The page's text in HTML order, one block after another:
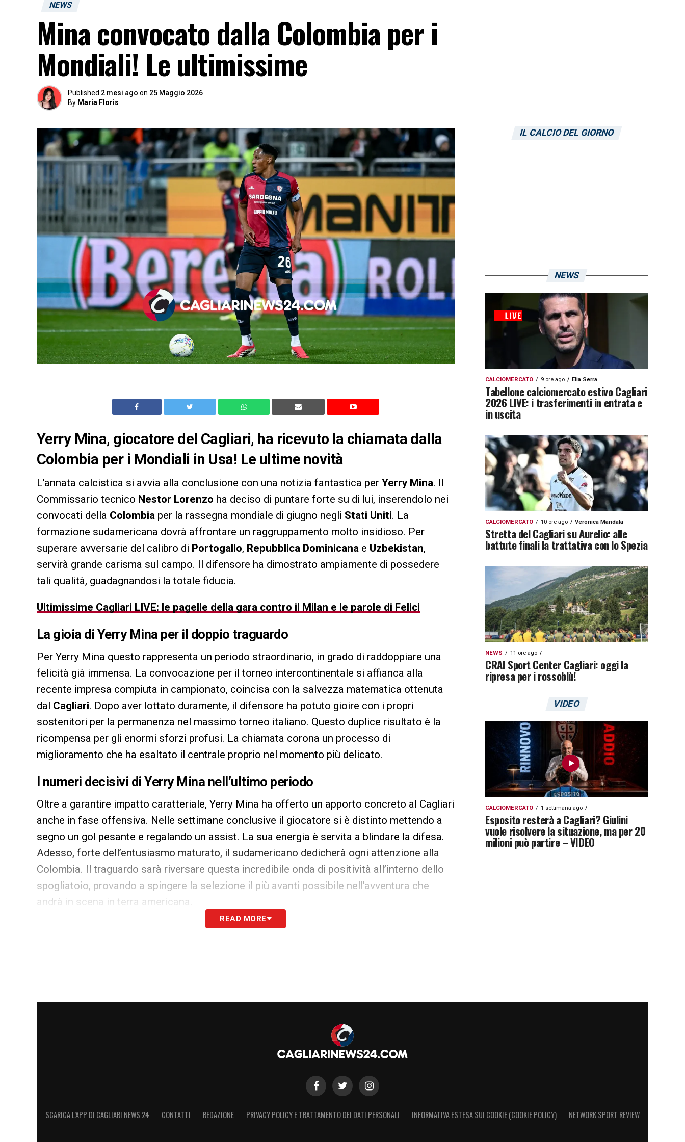
NEWS
Mina convocato dalla Colombia per i
Mondiali! Le ultimissime
Published 2 mesi ago on 25 Maggio 2026
By Maria Floris
Yerry Mina, giocatore del Cagliari, ha ricevuto la chiamata dalla
Colombia per i Mondiali in Usa! Le ultime novità
L’annata calcistica si avvia alla conclusione con una notizia fantastica per Yerry Mina. Il
Commissario tecnico Nestor Lorenzo ha deciso di puntare forte su di lui, inserendolo nei
convocati della Colombia per la rassegna mondiale di giugno negli Stati Uniti. La
formazione sudamericana dovrà affrontare un raggruppamento molto insidioso. Per
superare avversarie del calibro di Portogallo, Repubblica Dominicana e Uzbekistan,
servirà grande carisma sul campo. Il difensore ha dimostrato ampiamente di possedere
tali qualità, guadagnandosi la totale fiducia.
Ultimissime Cagliari LIVE: le pagelle della gara contro il Milan e le parole di Felici
La gioia di Yerry Mina per il doppio traguardo
Per Yerry Mina questo rappresenta un periodo straordinario, in grado di raddoppiare una
felicità già immensa. La convocazione per il torneo intercontinentale si affianca alla
recente impresa compiuta in campionato, coincisa con la salvezza matematica ottenuta
dal Cagliari. Dopo aver lottato duramente, il difensore ha potuto gioire con i propri
sostenitori per la permanenza nel massimo torneo italiano. Questo duplice risultato è la
ricompensa per gli enormi sforzi profusi. La chiamata corona un processo di
miglioramento che ha esaltato il centrale proprio nel momento più delicato.
I numeri decisivi di Yerry Mina nell’ultimo periodo
Oltre a garantire impatto caratteriale, Yerry Mina ha offerto un apporto concreto al Cagliari
anche in fase offensiva. Nelle settimane conclusive il giocatore si è distinto mettendo a
segno un gol pesante e regalando un assist. La sua energia è servita a blindare la difesa.
Adesso, forte dell’entusiasmo maturato, il sudamericano dedicherà ogni attenzione alla
Colombia. Il traguardo sarà riversare questa incredibile onda di positività all’interno dello
spogliatoio, provando a spingere la selezione il più avanti possibile nell’avventura che
andrà in scena in terra americana.
READ MORE
IL CALCIO DEL GIORNO
NEWS
CALCIOMERCATO 9 ore ago Elia Serra
Tabellone calciomercato estivo Cagliari
2026 LIVE: i trasferimenti in entrata e
in uscita
CALCIOMERCATO 10 ore ago Veronica Mandala
Stretta del Cagliari su Aurelio: alle
battute finali la trattativa con lo Spezia
NEWS 11 ore ago
CRAI Sport Center Cagliari: oggi la
ripresa per i rossoblù!
VIDEO
CALCIOMERCATO 1 settimana ago
Esposito resterà a Cagliari? Giulini
vuole risolvere la situazione, ma per 20
milioni può partire – VIDEO
SCARICA L’APP DI CAGLIARI NEWS 24 CONTATTI REDAZIONE PRIVACY POLICY E TRATTAMENTO DEI DATI PERSONALI INFORMATIVA ESTESA SUI COOKIE (COOKIE POLICY) NETWORK SPORT REVIEW